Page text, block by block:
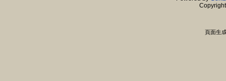
頁面生